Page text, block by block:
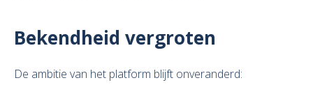
Bekendheid vergroten
De ambitie van het platform blijft onveranderd: